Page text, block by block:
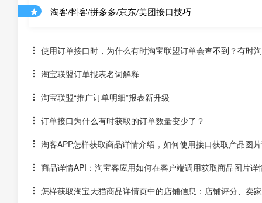
淘客/抖客/拼多多/京东/美团接口技巧
使用订单接口时，为什么有时淘宝联盟订单会查不到？有时
淘宝联盟订单报表名词解释
淘宝联盟“推广订单明细”报表新升级
订单接口为什么有时获取的订单数量变少了？
淘客APP怎样获取商品详情介绍，如何使用接口获取产品图
商品详情API：淘宝客应用如何在客户端调用获取商品图片详
怎样获取淘宝天猫商品详情页中的店铺信息：店铺评分、卖